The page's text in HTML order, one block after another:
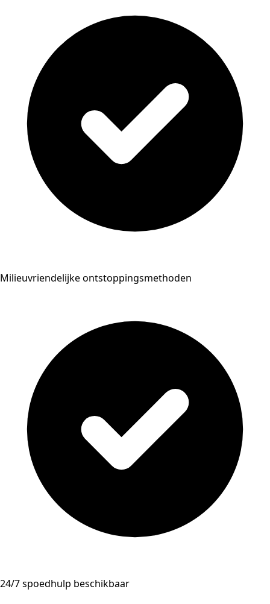
Milieuvriendelijke ontstoppingsmethoden
24/7 spoedhulp beschikbaar